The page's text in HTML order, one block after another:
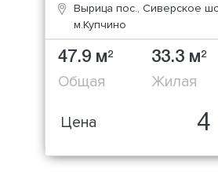
Вырица пос., Сиверское
м.Купчино
47.9 м2
Общая
33.3 м2
Жилая
Цена 4